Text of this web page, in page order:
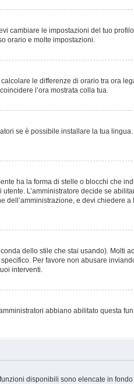
cambiare le impostazioni del tuo profilo
orario e molte impostazioni.
le differenze di orario tra ora
l’ora mostrata colla tua.
se è possibile installare la tua lingua.
ha la forma di stelle o blocchi che
L’amministratore decide se
dell’amministrazione, e devi chiedere a
dello stile che stai usando). Molti
Per favore non abusare
interventi.
abbiano abilitato questa
disponibili sono elencate in